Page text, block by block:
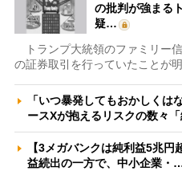
の批判が強まる
疑…
トランプ大統領のファミリー
の証券取引を行っていたことが
「いつ暴発してもおかしくは
ースXが抱えるリスクの数々
【3メガバンクは純利益5兆
益続出の一方で、中小企業・